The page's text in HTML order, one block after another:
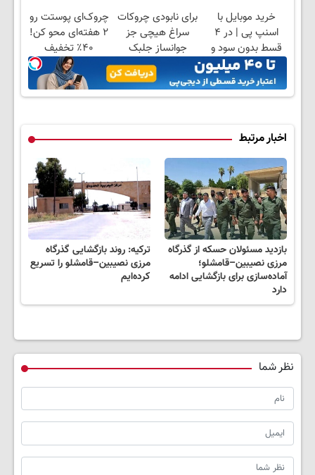
خرید موبایل با
اسنپ پی | در ۴
قسط بدون سود و
کارمزد!
برای نابودی چروکات
سراغ هیچی جز
جوانساز جلبک
نرو(تخفیف40%)
چروک‌ای پوستت رو
۲ هفته‌ای محو کن!
۴۰٪ تخفیف
اخبار مرتبط
بازدید مسئولان حسکه از گذرگاه
مرزی نصیبین–قامشلو؛
آماده‌سازی برای بازگشایی ادامه
دارد
ترکیه: روند بازگشایی گذرگاه
مرزی نصیبین–قامشلو را تسریع
کرده‌ایم
نظر شما